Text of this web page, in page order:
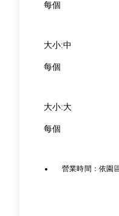
每個
大小:中
每個
大小:大
每個
營業時間：依園